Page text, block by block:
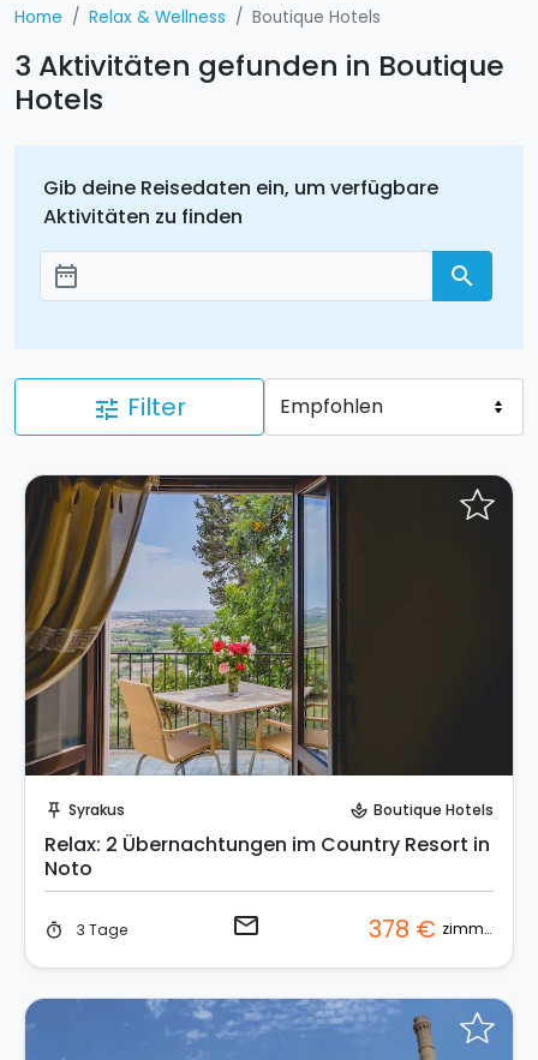
Home Relax & Wellness Boutique Hotels
3 Aktivitäten gefunden in Boutique
Hotels
Gib deine Reisedaten ein, um verfügbare
Aktivitäten zu finden
Добавить даты
date_range search
tune Filter
push_pin Syrakus spa Boutique Hotels
Relax: 2 Übernachtungen im Country Resort in
Noto
timer 3 Tage email 378 € zimmer